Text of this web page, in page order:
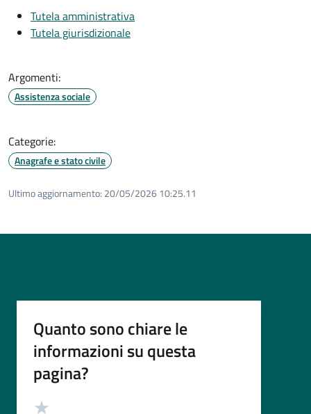
Tutela amministrativa
Tutela giurisdizionale
Argomenti:
Assistenza sociale
Categorie:
Anagrafe e stato civile
Ultimo aggiornamento: 20/05/2026 10:25.11
Quanto sono chiare le
informazioni su questa
pagina?
Valutazione